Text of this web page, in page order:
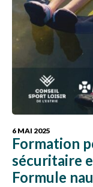
6 MAI 2025
Formation
sécuritaire
Formule